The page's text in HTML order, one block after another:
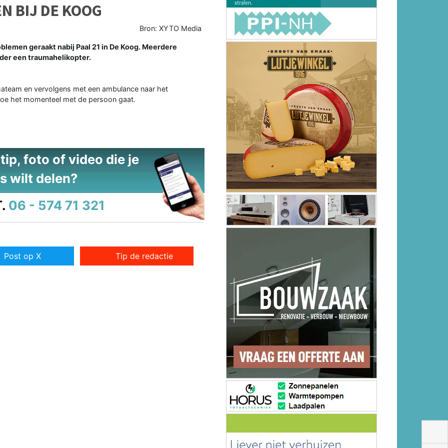
BIJ DE KOOG
Bron: XYTO Media
geraakt nabij Paal 21 in De Koog. Meerdere
een traumahelikopter.
en vervolgens met een ambulance naar het
het momenteel met de persoon gaat.
foto of video die je
wilt delen?
06 - 574 71 321
Post op X Tip de redactie